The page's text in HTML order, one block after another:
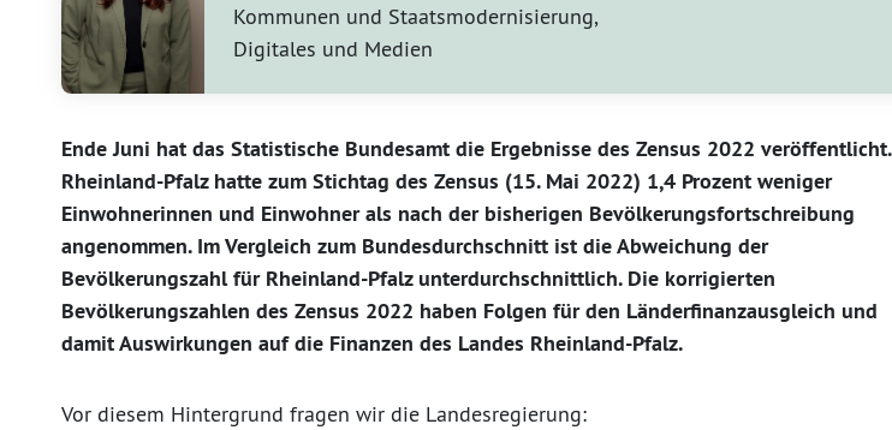
Kommunen und Staatsmodernisierung,
Digitales und Medien
Ende Juni hat das Statistische Bundesamt die Ergebnisse des Zensus 2022 veröffentlicht.
Rheinland-Pfalz hatte zum Stichtag des Zensus (15. Mai 2022) 1,4 Prozent weniger
Einwohnerinnen und Einwohner als nach der bisherigen Bevölkerungsfortschreibung
angenommen. Im Vergleich zum Bundesdurchschnitt ist die Abweichung der
Bevölkerungszahl für Rheinland-Pfalz unterdurchschnittlich. Die korrigierten
Bevölkerungszahlen des Zensus 2022 haben Folgen für den Länderfinanzausgleich und
damit Auswirkungen auf die Finanzen des Landes Rheinland-Pfalz.
Vor diesem Hintergrund fragen wir die Landesregierung: